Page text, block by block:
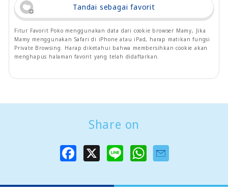
Tandai sebagai favorit
Fitur Favorit Poko menggunakan data dari cookie browser Mamy, Jika
Mamy menggunakan Safari di iPhone atau iPad, harap matikan fungsi
Private Browsing. Harap diketahui bahwa membersihkan cookie akan
menghapus halaman favorit yang telah didaftarkan.
Share on
o
W
A